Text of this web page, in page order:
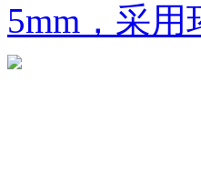
5mm，采